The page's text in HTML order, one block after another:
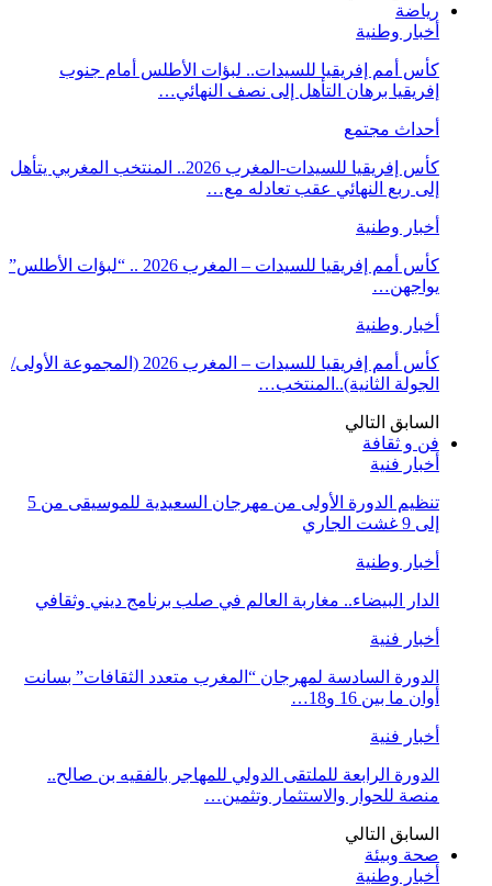
رياضة
أخبار وطنية
كأس أمم إفريقيا للسيدات.. لبؤات الأطلس أمام جنوب
إفريقيا برهان التأهل إلى نصف النهائي…
أحداث مجتمع
كأس إفريقيا للسيدات-المغرب 2026.. المنتخب المغربي يتأهل
إلى ربع النهائي عقب تعادله مع…
أخبار وطنية
كأس أمم إفريقيا للسيدات – المغرب 2026 .. “لبؤات الأطلس”
يواجهن…
أخبار وطنية
كأس أمم إفريقيا للسيدات – المغرب 2026 (المجموعة الأولى/
الجولة الثانية)..المنتخب…
السابق التالي
فن و ثقافة
أخبار فنية
تنظيم الدورة الأولى من مهرجان السعيدية للموسيقى من 5
إلى 9 غشت الجاري
أخبار وطنية
الدار البيضاء.. مغاربة العالم في صلب برنامج ديني وثقافي
أخبار فنية
الدورة السادسة لمهرجان “المغرب متعدد الثقافات” بسانت
أوان ما بين 16 و18…
أخبار فنية
الدورة الرابعة للملتقى الدولي للمهاجر بالفقيه بن صالح..
منصة للحوار والاستثمار وتثمين…
السابق التالي
صحة وبيئة
أخبار وطنية